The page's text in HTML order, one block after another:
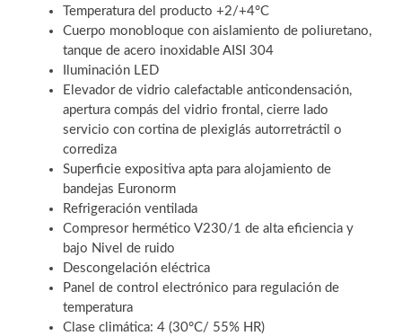
Temperatura del producto +2/+4°C
Cuerpo monobloque con aislamiento de poliuretano,
tanque de acero inoxidable AISI 304
Iluminación LED
Elevador de vidrio calefactable anticondensación,
apertura compás del vidrio frontal, cierre lado
servicio con cortina de plexiglás autorretráctil o
corrediza
Superficie expositiva apta para alojamiento de
bandejas Euronorm
Refrigeración ventilada
Compresor hermético V230/1 de alta eficiencia y
bajo Nivel de ruido
Descongelación eléctrica
Panel de control electrónico para regulación de
temperatura
Clase climática: 4 (30°C/ 55% HR)